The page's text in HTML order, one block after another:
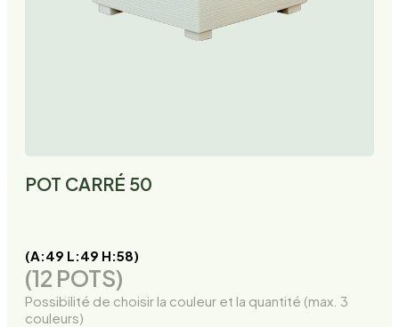
POT CARRÉ 50
(A:49 L:49 H:58)
(12 POTS)
Possibilité de choisir la couleur et la quantité (max. 3
couleurs)